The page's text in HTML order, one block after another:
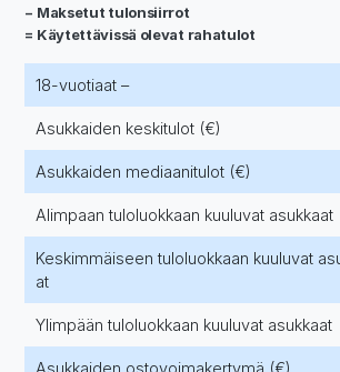
− Maksetut tulonsiirrot
= Käytettävissä olevat rahatulot
18-vuotiaat –
Asukkaiden keskitulot (€)
Asukkaiden mediaanitulot (€)
Alimpaan tuloluokkaan kuuluvat asukkaat
Keskimmäiseen tuloluokkaan kuuluvat
at
Ylimpään tuloluokkaan kuuluvat asukkaat
Asukkaiden ostovoimakertymä (€)